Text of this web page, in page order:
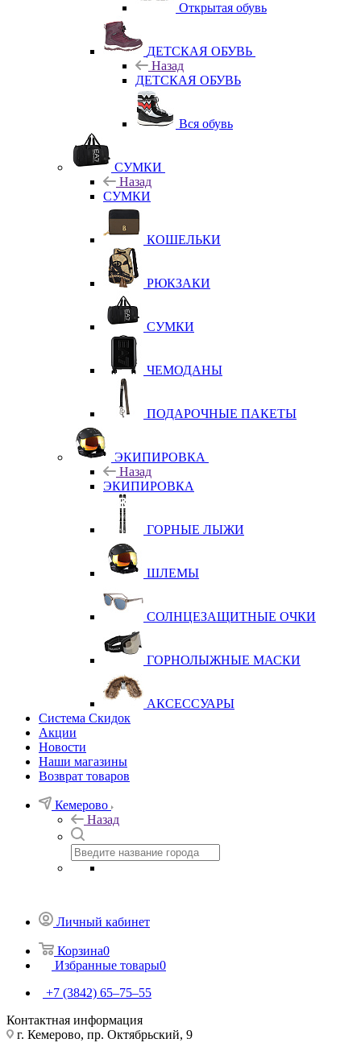
Открытая обувь
ДЕТСКАЯ ОБУВЬ
Назад
ДЕТСКАЯ ОБУВЬ
Вся обувь
СУМКИ
Назад
СУМКИ
КОШЕЛЬКИ
РЮКЗАКИ
СУМКИ
ЧЕМОДАНЫ
ПОДАРОЧНЫЕ ПАКЕТЫ
ЭКИПИРОВКА
Назад
ЭКИПИРОВКА
ГОРНЫЕ ЛЫЖИ
ШЛЕМЫ
СОЛНЦЕЗАЩИТНЫЕ ОЧКИ
ГОРНОЛЫЖНЫЕ МАСКИ
АКСЕССУАРЫ
Система Скидок
Акции
Новости
Наши магазины
Возврат товаров
Кемерово
Назад
Личный кабинет
Корзина0
Избранные товары0
+7 (3842) 65–75–55
Контактная информация
г. Кемерово, пр. Октябрьский, 9